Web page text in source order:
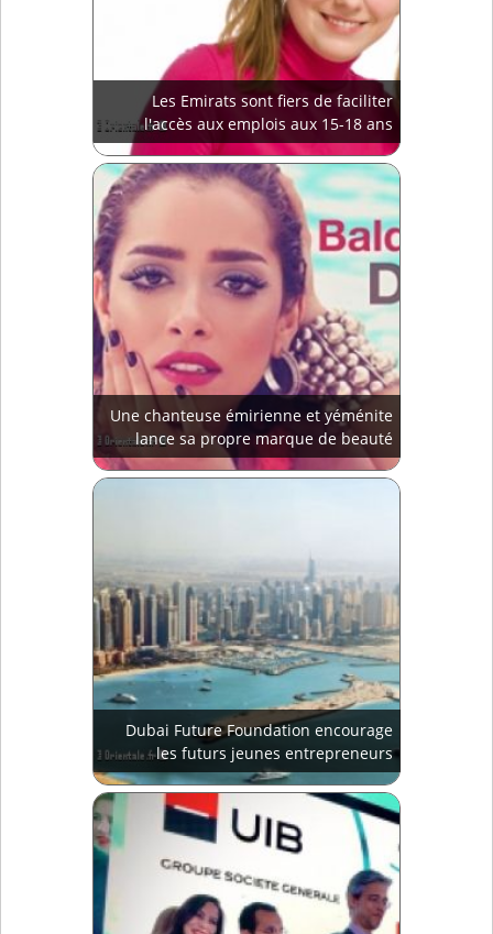
Les Emirats sont fiers de faciliter
l'accès aux emplois aux 15-18 ans
Une chanteuse émirienne et yéménite
lance sa propre marque de beauté
Dubai Future Foundation encourage
les futurs jeunes entrepreneurs